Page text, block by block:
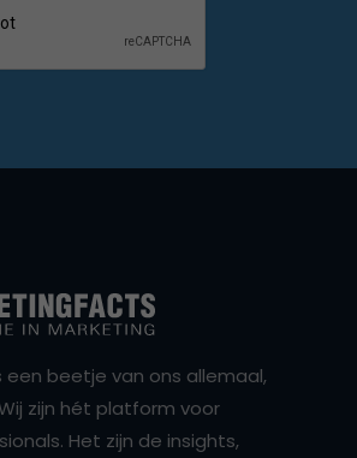
beetje van ons allemaal,
zijn hét platform voor
Het zijn de insights,